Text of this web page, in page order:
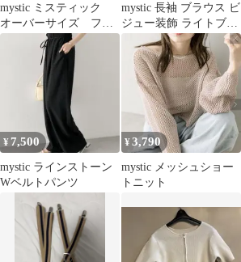
mystic ミスティック
オーバーサイズ フリ
ルシャツ ホワイト
mystic 長袖 ブラウス ビ
ジュー装飾 ライトブル
ー
¥ 7,500
mystic ラインストーン
Wベルトパンツ
¥3,790
mystic メッシュショー
トニット